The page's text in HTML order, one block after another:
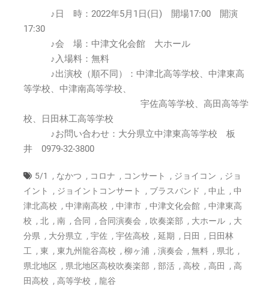
等
校
奏
第
回
イ
ト
コ
ン
サ
2022
♪日 時：2022年5月1日(日) 開場17:00 開演
17:30
♪会 場：中津文化会館 大ホール
♪入場料：無料
♪出演校（順不同）：中津北高等学校、中津東高
等学校、中津南高等学校、
宇佐高等学校、高田高等学
校、日田林工高等学校
♪お問い合わせ：大分県立中津東高等学校 板
井 0979-32-3800
5/1 , なかつ , コロナ , コンサート , ジョイコン , ジョ
イント
, ジョイントコンサート , ブラスバンド , 中止 , 中
津北高校 , 中津南高校 , 中津市 , 中津文化会館 , 中津東高
校 , 北 , 南 , 合同 , 合同演奏会 , 吹奏楽部 , 大ホール , 大
分県 , 大分県立 , 宇佐 , 宇佐高校 , 延期 , 日田 , 日田林
工 , 東 , 東九州龍谷高校 , 柳ヶ浦 , 演奏会 , 無料 , 県北 ,
県北地区 , 県北地区高校吹奏楽部 , 部活 , 高校 , 高田 , 高
田高校 , 高等学校 , 龍谷